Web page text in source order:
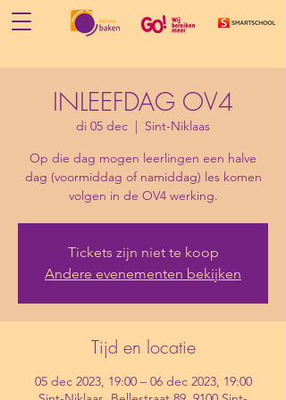
INLEEFDAG OV4
di 05 dec
  |
Sint-Niklaas
Op die dag mogen leerlingen een halve
dag (voormiddag of namiddag) les komen
volgen in de OV4 werking.
Tickets zijn niet te koop
Andere evenementen bekijken
Tijd en locatie
05 dec 2023, 19:00 – 06 dec 2023, 19:00